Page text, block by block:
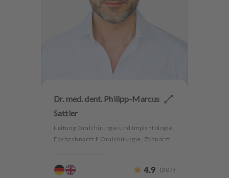
Dr. med. dent. Philipp-Marcus
Sattler
Leitung Oralchirurgie und Implantologie
Fachzahnarzt f. Oralchirurgie, Zahnarzt
Ästhetische Zahnheilkunde
4.9 (307 )